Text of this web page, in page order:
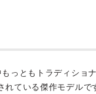
っともトラディショ
れている傑作モデル